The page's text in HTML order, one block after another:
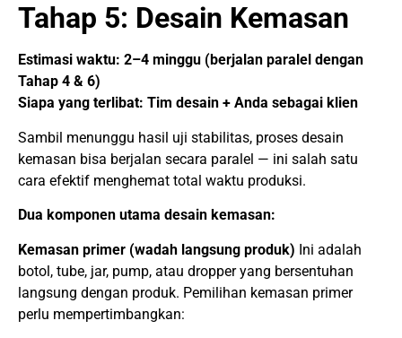
Tahap 5: Desain Kemasan
Estimasi waktu: 2–4 minggu (berjalan paralel dengan
Tahap 4 & 6)
Siapa yang terlibat: Tim desain + Anda sebagai klien
Sambil menunggu hasil uji stabilitas, proses desain
kemasan bisa berjalan secara paralel — ini salah satu
cara efektif menghemat total waktu produksi.
Dua komponen utama desain kemasan:
Kemasan primer (wadah langsung produk) Ini adalah
botol, tube, jar, pump, atau dropper yang bersentuhan
langsung dengan produk. Pemilihan kemasan primer
perlu mempertimbangkan: